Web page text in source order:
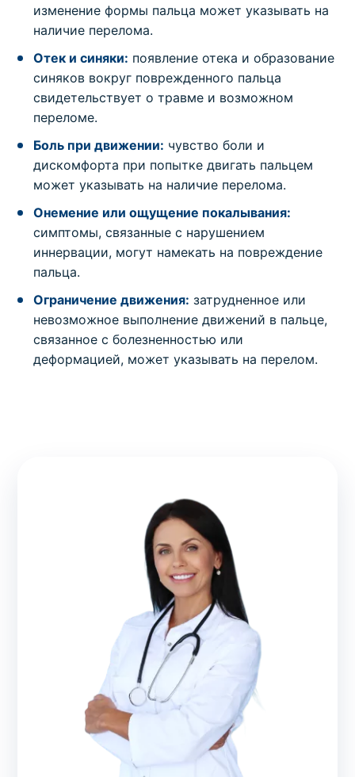
изменение формы пальца может указывать на
наличие перелома.
Отек и синяки: появление отека и образование
синяков вокруг поврежденного пальца
свидетельствует о травме и возможном
переломе.
Боль при движении: чувство боли и
дискомфорта при попытке двигать пальцем
может указывать на наличие перелома.
Онемение или ощущение покалывания:
симптомы, связанные с нарушением
иннервации, могут намекать на повреждение
пальца.
Ограничение движения: затрудненное или
невозможное выполнение движений в пальце,
связанное с болезненностью или
деформацией, может указывать на перелом.